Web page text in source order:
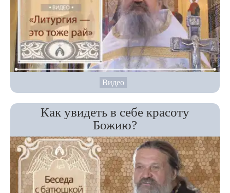
Видео
Как увидеть в себе красоту
Божию?